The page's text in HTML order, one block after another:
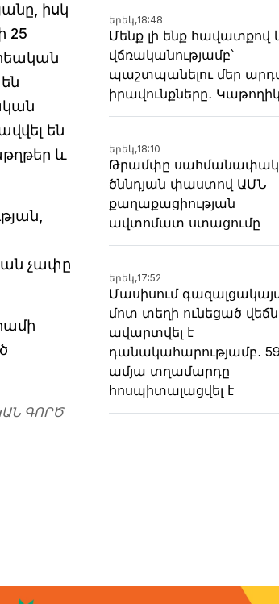
իսկ
25
են
և
չափը
ԳՈՐԾ
երեկ,18:48
Մենք լի ենք հավատքով
վճռականությամբ՝
պաշտպանելու մեր
իրավունքները․
երեկ,18:10
Թրամփը
ծննդյան փաստով ԱՄՆ
քաղաքացիության
ավտոմատ ստացումը
երեկ,17:52
Մասիսում
մոտ տեղի ունեցած վեճն
ավարտվել է
դանակահարությամբ․
ամյա տղամարդը
հոսպիտալացվել է